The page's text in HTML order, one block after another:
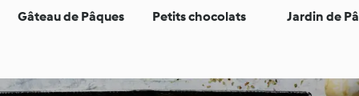
Gâteau de Pâques Petits chocolats Jardin de